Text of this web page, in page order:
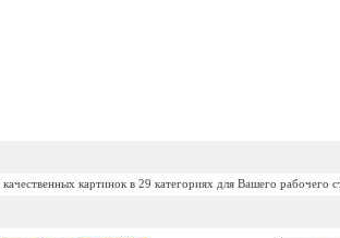
картинок в 29 категориях для Вашего рабочего